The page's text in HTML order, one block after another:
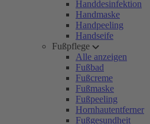
Handdesinfektion
Handmaske
Handpeeling
Handseife
Fußpflege
Alle anzeigen
Fußbad
Fußcreme
Fußmaske
Fußpeeling
Hornhautentferner
Fußgesundheit